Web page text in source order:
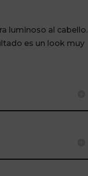
luminoso al cabello.
es un look muy